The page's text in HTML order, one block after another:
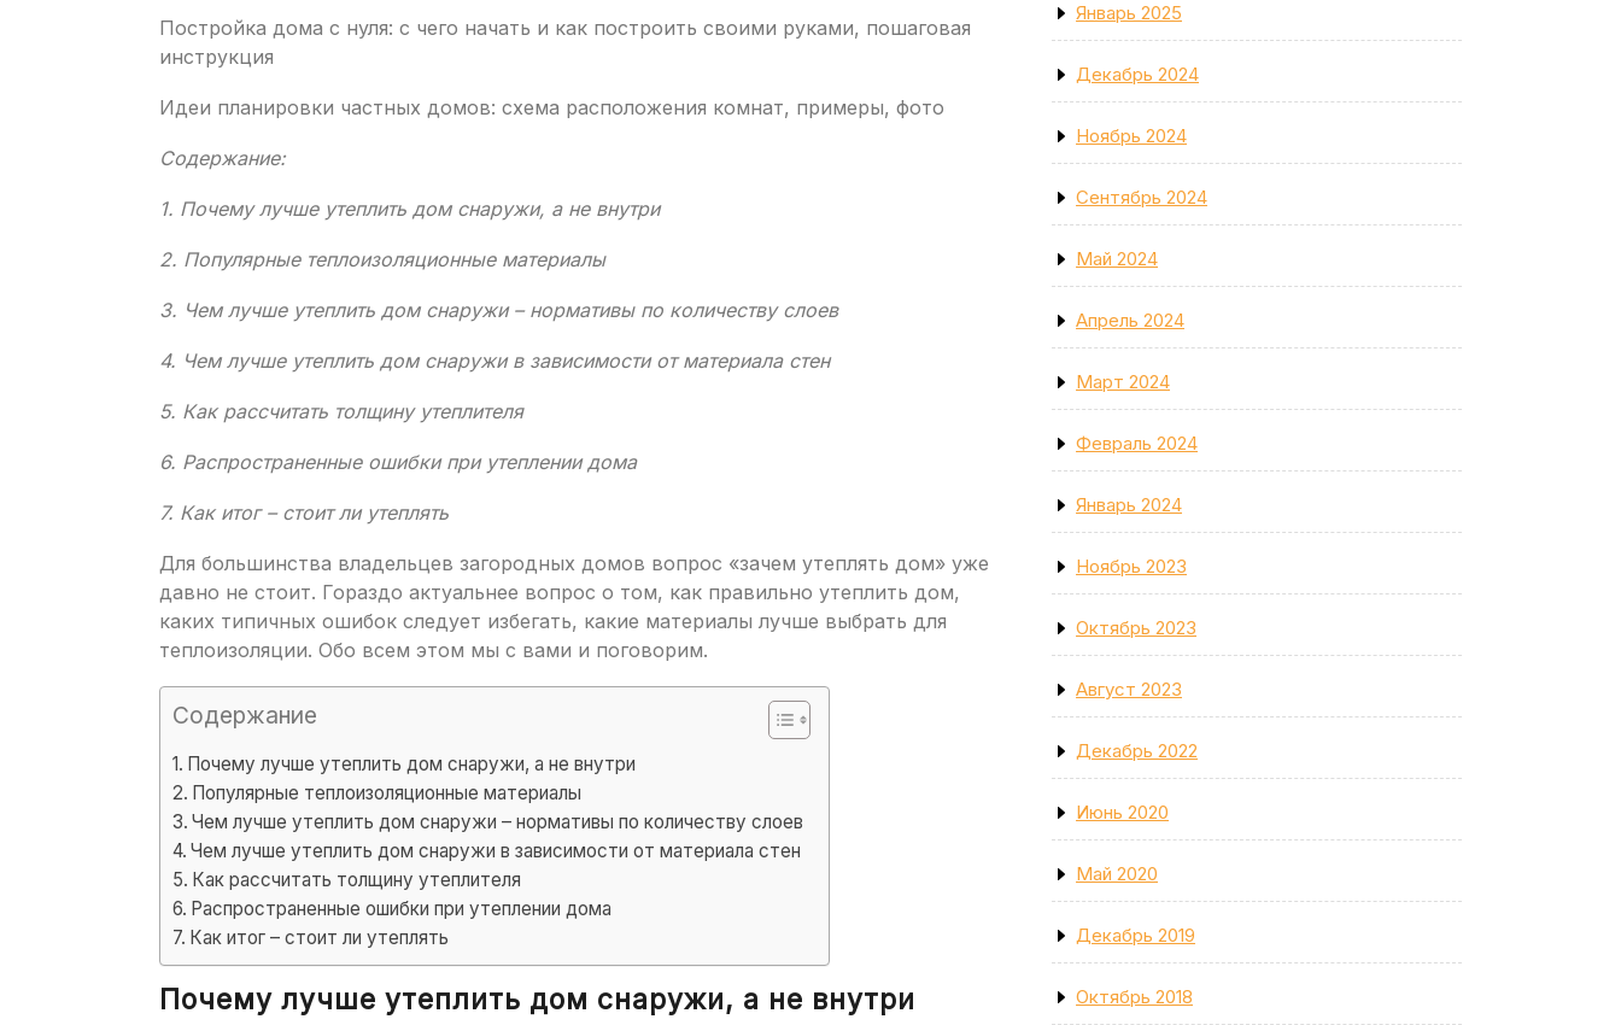
Постройка дома с нуля: с чего начать и как построить своими руками, пошаговая
инструкция
Идеи планировки частных домов: схема расположения комнат, примеры, фото
Содержание:
1. Почему лучше утеплить дом снаружи, а не внутри
2. Популярные теплоизоляционные материалы
3. Чем лучше утеплить дом снаружи – нормативы по количеству слоев
4. Чем лучше утеплить дом снаружи в зависимости от материала стен
5. Как рассчитать толщину утеплителя
6. Распространенные ошибки при утеплении дома
7. Как итог – стоит ли утеплять
Для большинства владельцев загородных домов вопрос «зачем утеплять дом» уже
давно не стоит. Гораздо актуальнее вопрос о том, как правильно утеплить дом,
каких типичных ошибок следует избегать, какие материалы лучше выбрать для
теплоизоляции. Обо всем этом мы с вами и поговорим.
Содержание
Почему лучше утеплить дом снаружи, а не внутри
Популярные теплоизоляционные материалы
Чем лучше утеплить дом снаружи – нормативы по количеству слоев
Чем лучше утеплить дом снаружи в зависимости от материала стен
Как рассчитать толщину утеплителя
Распространенные ошибки при утеплении дома
Как итог – стоит ли утеплять
Почему лучше утеплить дом снаружи, а не внутри
Январь 2025
Декабрь 2024
Ноябрь 2024
Сентябрь 2024
Май 2024
Апрель 2024
Март 2024
Февраль 2024
Январь 2024
Ноябрь 2023
Октябрь 2023
Август 2023
Декабрь 2022
Июнь 2020
Май 2020
Декабрь 2019
Октябрь 2018